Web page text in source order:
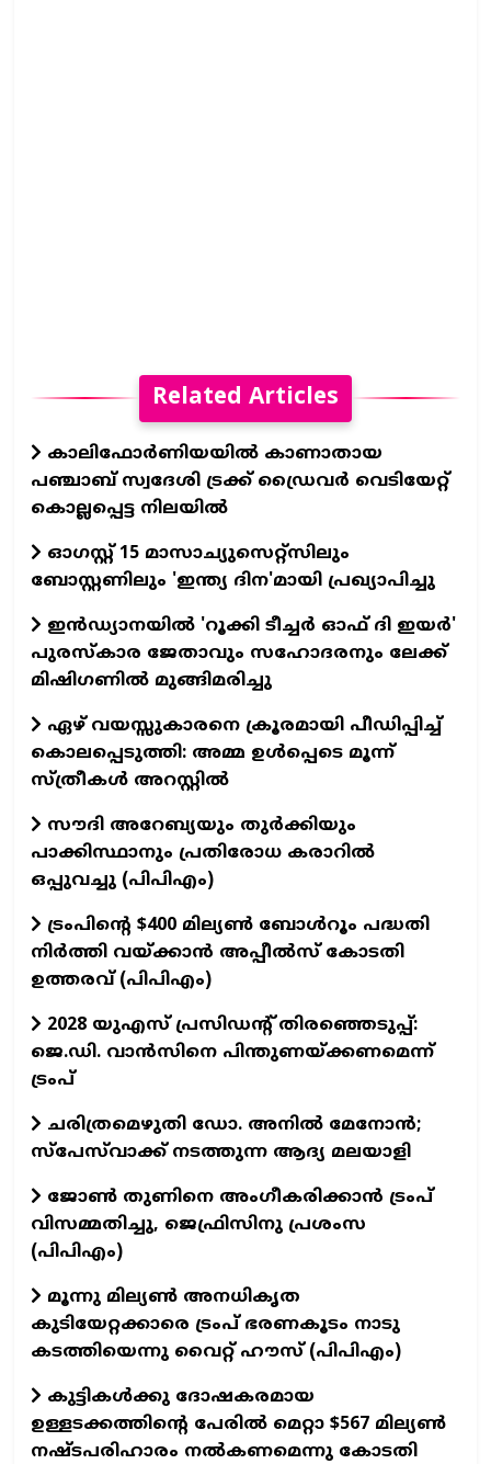
Related Articles
കാലിഫോര്‍ണിയയില്‍ കാണാതായ
പഞ്ചാബ് സ്വദേശി ട്രക്ക് ഡ്രൈവര്‍ വെടിയേറ്റ്
കൊല്ലപ്പെട്ട നിലയില്‍
ഓഗസ്റ്റ് 15 മാസാച്യുസെറ്റ്സിലും
ബോസ്റ്റണിലും 'ഇന്ത്യ ദിന'മായി പ്രഖ്യാപിച്ചു
ഇന്‍ഡ്യാനയില്‍ 'റൂക്കി ടീച്ചര്‍ ഓഫ് ദി ഇയര്‍'
പുരസ്‌കാര ജേതാവും സഹോദരനും ലേക്ക്
മിഷിഗണില്‍ മുങ്ങിമരിച്ചു
ഏഴ് വയസ്സുകാരനെ ക്രൂരമായി പീഡിപ്പിച്ച്
കൊലപ്പെടുത്തി: അമ്മ ഉള്‍പ്പെടെ മൂന്ന്
സ്ത്രീകള്‍ അറസ്റ്റില്‍
സൗദി അറേബ്യയും തുർക്കിയും
പാക്കിസ്ഥാനും പ്രതിരോധ കരാറിൽ
ഒപ്പുവച്ചു (പിപിഎം)
ട്രംപിന്റെ $400 മില്യൺ ബോൾറൂം പദ്ധതി
നിർത്തി വയ്ക്കാൻ അപ്പീൽസ് കോടതി
ഉത്തരവ് (പിപിഎം)
2028 യുഎസ് പ്രസിഡന്റ് തിരഞ്ഞെടുപ്പ്:
ജെ.ഡി. വാൻസിനെ പിന്തുണയ്ക്കണമെന്ന്
ട്രംപ്
ചരിത്രമെഴുതി ഡോ. അനിൽ മേനോൻ;
സ്പേസ്‌വാക്ക് നടത്തുന്ന ആദ്യ മലയാളി
ജോൺ തുണിനെ അംഗീകരിക്കാൻ ട്രംപ്
വിസമ്മതിച്ചു, ജെഫ്രിസിനു പ്രശംസ
(പിപിഎം)
മൂന്നു മില്യൺ അനധികൃത
കുടിയേറ്റക്കാരെ ട്രംപ് ഭരണകൂടം നാടു
കടത്തിയെന്നു വൈറ്റ് ഹൗസ് (പിപിഎം)
കുട്ടികൾക്കു ദോഷകരമായ
ഉള്ളടക്കത്തിന്റെ പേരിൽ മെറ്റാ $567 മില്യൺ
നഷ്ടപരിഹാരം നൽകണമെന്നു കോടതി